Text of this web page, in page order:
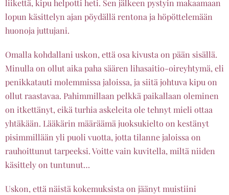
liikettä, kipu helpotti heti. Sen jälkeen pystyin makaamaan
lopun käsittelyn ajan pöydällä rentona ja höpöttelemään
huonoja juttujani.
Omalla kohdallani uskon, että osa kivusta on pään sisällä.
Minulla on ollut aika paha säären lihasaitio-oireyhtymä, eli
penikkatauti molemmissa jaloissa, ja siitä johtuva kipu on
ollut raastavaa. Pahimmillaan pelkkä paikallaan oleminen
on itkettänyt, eikä turhia askeleita ole tehnyt mieli ottaa
yhtäkään. Lääkärin määräämä juoksukielto on kestänyt
pisimmillään yli puoli vuotta, jotta tilanne jaloissa on
rauhoittunut tarpeeksi. Voitte vain kuvitella, miltä niiden
käsittely on tuntunut…
Uskon, että näistä kokemuksista on jäänyt muistiini